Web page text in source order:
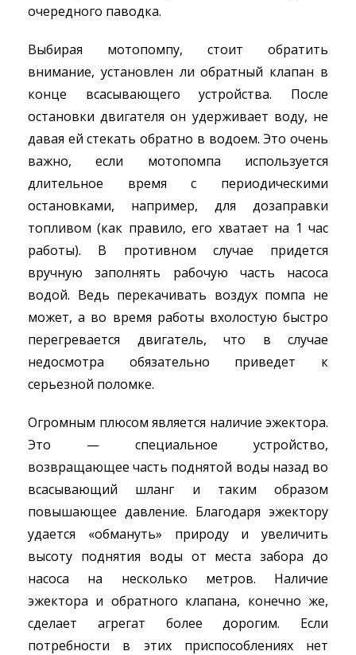
очередного паводка.
Выбирая мотопомпу, стоит обратить
внимание, установлен ли обратный клапан в
конце всасывающего устройства. После
остановки двигателя он удерживает воду, не
давая ей стекать обратно в водоем. Это очень
важно, если мотопомпа используется
длительное время с периодическими
остановками, например, для дозаправки
топливом (как правило, его хватает на 1 час
работы). В противном случае придется
вручную заполнять рабочую часть насоса
водой. Ведь перекачивать воздух помпа не
может, а во время работы вхолостую быстро
перегревается двигатель, что в случае
недосмотра обязательно приведет к
серьезной поломке.
Огромным плюсом является наличие эжектора.
Это — специальное устройство,
возвращающее часть поднятой воды назад во
всасывающий шланг и таким образом
повышающее давление. Благодаря эжектору
удается «обмануть» природу и увеличить
высоту поднятия воды от места забора до
насоса на несколько метров. Наличие
эжектора и обратного клапана, конечно же,
сделает агрегат более дорогим. Если
потребности в этих приспособлениях нет